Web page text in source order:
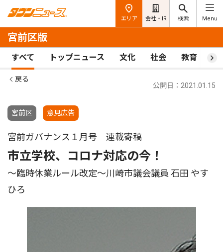
エリア 会社・IR 検索 Menu
宮前区版
すべて トップニュース 文化 社会 教育 ス
戻る
宮前区 意見広告
公開日：2021.01.15
宮前ガバナンス１月号 連載寄稿
市立学校、コロナ対応の今！
〜臨時休業ルール改定〜川崎市議会議員 石田 やす
ひろ